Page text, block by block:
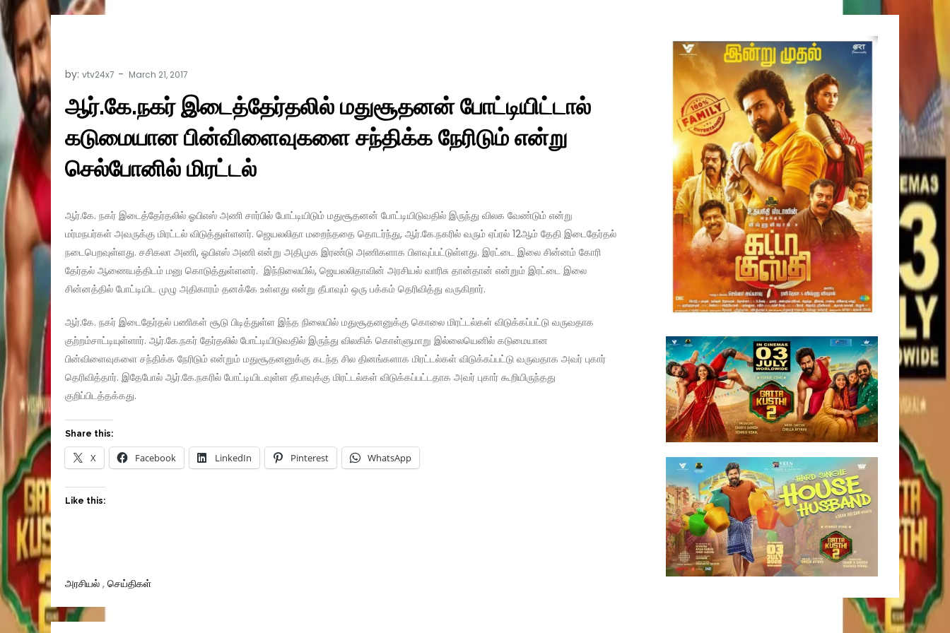
by: vtv24x7
ஆர்.கே.நகர் இடைத்தேர்தலில் மதுசூதனன் போட்டியிட்டால்
கடுமையான பின்விளைவுகளை சந்திக்க நேரிடும் என்று
செல்போனில் மிரட்டல்
ஆர்.கே. நகர் இடைத்தேர்தலில் ஓபிஎஸ் அணி சார்பில் போட்டியிடும் மதுசூதனன் போட்டியிடுவதில் இருந்து விலக வேண்டும் என்று
மர்மநபர்கள் அவருக்கு மிரட்டல் விடுத்துள்ளனர். ஜெயலலிதா மறைந்ததை தொடர்ந்து, ஆர்.கே.நகரில் வரும் ஏப்ரல் 12ஆம் தேதி இடைதேர்தல்
நடைபெறவுள்ளது. சசிகலா அணி, ஓபிஎஸ் அணி என்று அதிமுக இரண்டு அணிகளாக பிளவுப்பட்டுள்ளது. இரட்டை இலை சின்னம் கோரி
தேர்தல் ஆணையத்திடம் மனு கொடுத்துள்ளனர். இந்நிலையில், ஜெயலலிதாவின் அரசியல் வாரிசு தான்தான் என்றும் இரட்டை இலை
சின்னத்தில் போட்டியிட முழு அதிகாரம் தனக்கே உள்ளது என்று தீபாவும் ஒரு பக்கம் தெரிவித்து வருகிறார்.
ஆர்.கே. நகர் இடைதேர்தல் பணிகள் சூடு பிடித்துள்ள இந்த நிலையில் மதுசூதனனுக்கு கொலை மிரட்டல்கள் விடுக்கப்பட்டு வருவதாக
குற்றம்சாட்டியுள்ளார். ஆர்.கே.நகர் தேர்தலில் போட்டியிடுவதில் இருந்து விலகிக் கொள்ளுமாறு இல்லையெனில் கடுமையான
பின்விளைவுகளை சந்திக்க நேரிடும் என்றும் மதுசூதனனுக்கு கடந்த சில தினங்களாக மிரட்டல்கள் விடுக்கப்பட்டு வருவதாக அவர் புகார்
தெரிவித்தார். இதேபோல் ஆர்.கே.நகரில் போட்டியிடவுள்ள தீபாவுக்கு மிரட்டல்கள் விடுக்கப்பட்டதாக அவர் புகார் கூறியிருந்தது
குறிப்பிடத்தக்கது.
Share this:
X Facebook LinkedIn Pinterest WhatsApp
Like this:
அரசியல் , செய்திகள்